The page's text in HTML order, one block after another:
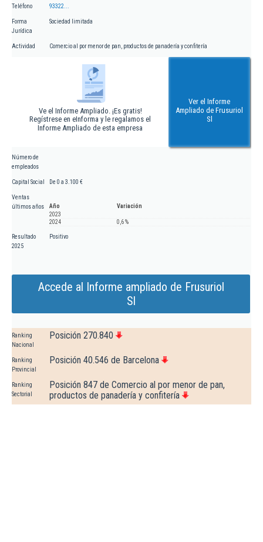
Teléfono 93322...
Forma
Jurídica
Sociedad limitada
Actividad Comercio al por menor de pan, productos de panadería y confitería
Ve el Informe Ampliado. ¡Es gratis!
Regístrese en eInforma y le regalamos el
Informe Ampliado de esta empresa
Ver el Informe
Ampliado de Frusuriol
Sl
Número de
empleados
Capital Social De 0 a 3.100 €
Ventas
últimos años
Año
Variación
2023
2024
0,6 %
Resultado
2025
Positivo
Accede al Informe ampliado de Frusuriol
Sl
Ranking
Nacional
Posición 270.840
Ranking
Provincial
Posición 40.546 de Barcelona
Ranking
Sectorial
Posición 847 de Comercio al por menor de pan,
productos de panadería y confitería